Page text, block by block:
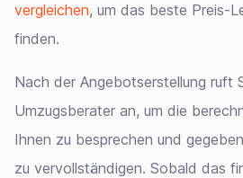
vergleichen, um das beste Preis-
finden.
Nach der Angebotserstellung ruft
Umzugsberater an, um die
Ihnen zu besprechen und
zu vervollständigen. Sobald das